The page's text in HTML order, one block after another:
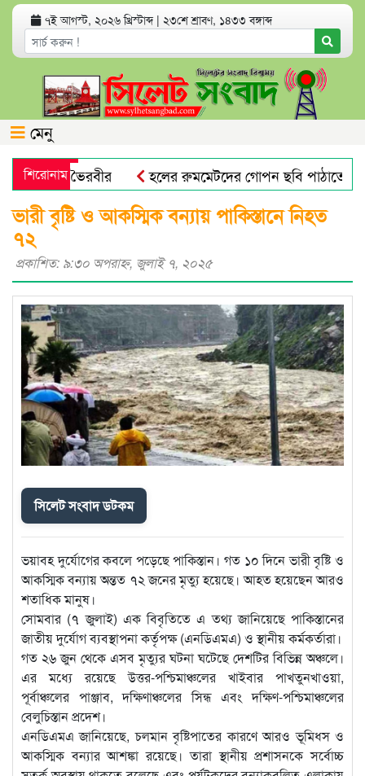
৭ই আগস্ট, ২০২৬ খ্রিস্টাব্দ | ২৩শে শ্রাবণ, ১৪৩৩ বঙ্গাব্দ
মেনু
শিরোনাম
পেহেলী ভৈরবীর
হলের রুমমেটদের গোপন ছবি পাঠাতেন
রেলযাত্রা
দেশের বাজারে বাড়ল স্বর্ণের দাম
ভারী বৃষ্টি ও আকস্মিক বন্যায় পাকিস্তানে নিহত
৭২
প্রকাশিত: ৯:৩০ অপরাহ্ণ, জুলাই ৭, ২০২৫
সিলেট সংবাদ ডটকম
ভয়াবহ দুর্যোগের কবলে পড়েছে পাকিস্তান। গত ১০ দিনে ভারী বৃষ্টি ও
আকস্মিক বন্যায় অন্তত ৭২ জনের মৃত্যু হয়েছে। আহত হয়েছেন আরও
শতাধিক মানুষ।
সোমবার (৭ জুলাই) এক বিবৃতিতে এ তথ্য জানিয়েছে পাকিস্তানের
জাতীয় দুর্যোগ ব্যবস্থাপনা কর্তৃপক্ষ (এনডিএমএ) ও স্থানীয় কর্মকর্তারা।
গত ২৬ জুন থেকে এসব মৃত্যুর ঘটনা ঘটেছে দেশটির বিভিন্ন অঞ্চলে।
এর মধ্যে রয়েছে উত্তর-পশ্চিমাঞ্চলের খাইবার পাখতুনখাওয়া,
পূর্বাঞ্চলের পাঞ্জাব, দক্ষিণাঞ্চলের সিন্ধ এবং দক্ষিণ-পশ্চিমাঞ্চলের
বেলুচিস্তান প্রদেশ।
এনডিএমএ জানিয়েছে, চলমান বৃষ্টিপাতের কারণে আরও ভূমিধস ও
আকস্মিক বন্যার আশঙ্কা রয়েছে। তারা স্থানীয় প্রশাসনকে সর্বোচ্চ